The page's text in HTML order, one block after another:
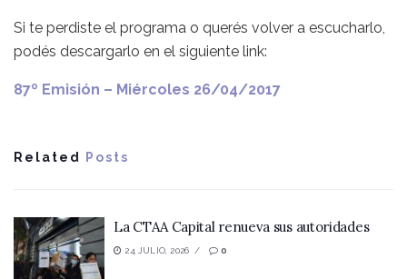
Si te perdiste el programa o querés volver a escucharlo,
podés descargarlo en el siguiente link:
87º Emisión – Miércoles 26/04/2017
Related Posts
La CTAA Capital renueva sus autoridades
24 JULIO, 2026 0